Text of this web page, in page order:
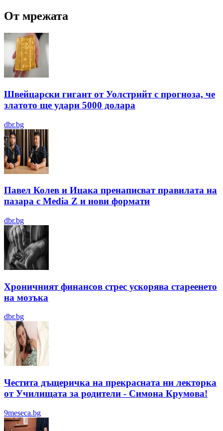
От мрежата
Швейцарски гигант от Уолстрийт с прогноза, че
златото ще удари 5000 долара
dbr.bg
Павел Колев и Ицака пренаписват правилата на
пазара с Media Z и нови формати
dbr.bg
Хроничният финансов стрес ускорява стареенето
на мозъка
dbr.bg
Честита дъщеричка на прекрасната ни лекторка
от Училищата за родители - Симона Крумова!
9meseca.bg